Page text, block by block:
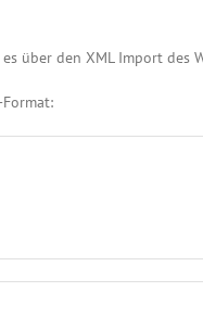
über den XML Import des